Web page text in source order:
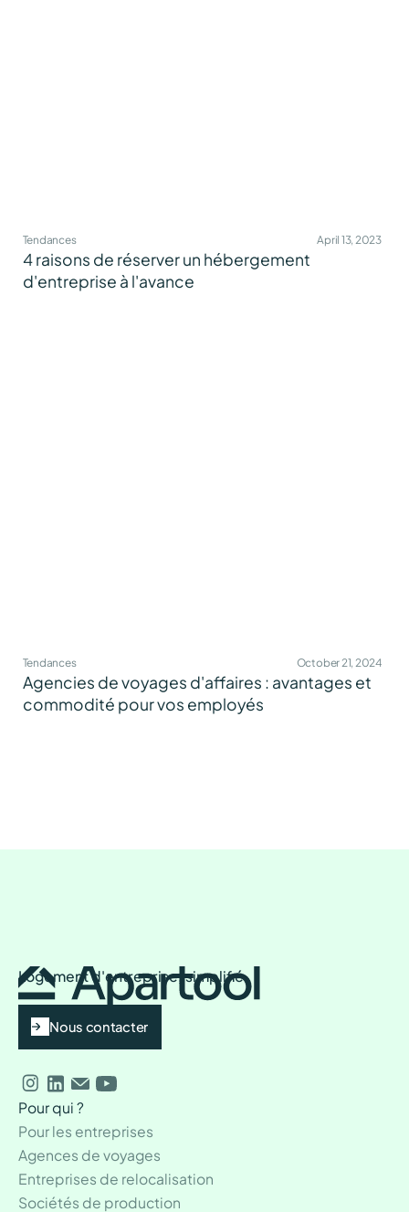
Tendances April 13, 2023
4 raisons de réserver un hébergement
d'entreprise à l'avance
Tendances October 21, 2024
Agencies de voyages d'affaires : avantages et
commodité pour vos employés
Logement d'entreprise, simplifié
Nous contacter
Pour qui ?
Pour les entreprises
Agences de voyages
Entreprises de relocalisation
Sociétés de production